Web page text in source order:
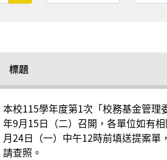
標題
本校115學年度第1次「校務基金管理
年9月15日（二）召開，各單位如有
月24日（一）中午12時前填送提案單
請查照。